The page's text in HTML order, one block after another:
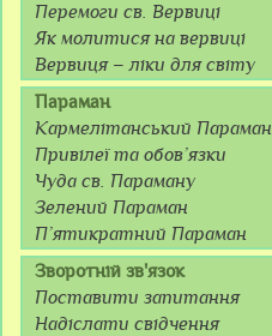
Перемоги св. Вервиці
Як молитися на вервиці
Вервиця – ліки для світу
Параман
Кармелітанський Параман
Привілеї та обов’язки
Чуда св. Параману
Зелений Параман
П’ятикратний Параман
Зворотній зв'язок
Поставити запитання
Надіслати свідчення